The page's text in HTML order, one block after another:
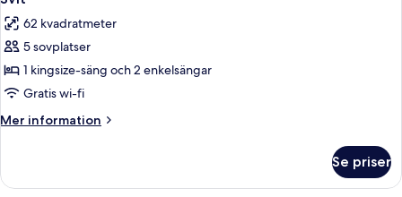
alla
foton
för
Svit
62 kvadratmeter
5 sovplatser
1 kingsize-säng och 2 enkelsängar
Gratis wi-fi
Mer information
Mer
Se priser